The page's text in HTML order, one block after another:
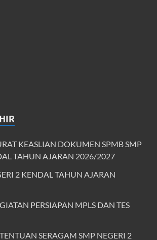
KEASLIAN DOKUMEN SPMB SMP
TAHUN AJARAN 2026/2027
2 KENDAL TAHUN AJARAN
PERSIAPAN MPLS DAN TES
SERAGAM SMP NEGERI 2